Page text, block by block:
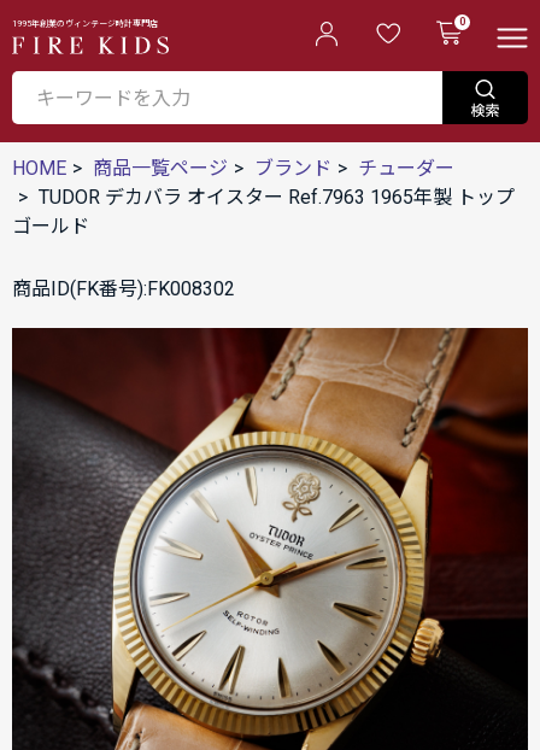
1995年創業のヴィンテージ時計専門店 0
HOME 商品一覧ページ ブランド
チューダー
TUDOR デカバラ オイスター Ref.7963 1965年製 トップ
ゴールド
商品ID(FK番号):FK008302